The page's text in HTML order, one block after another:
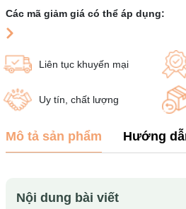
Các mã giảm giá có thể áp dụng:
Liên tục khuyến mại
Uy tín, chất lượng
Mô tả sản phẩm Hướng
Nội dung bài viết